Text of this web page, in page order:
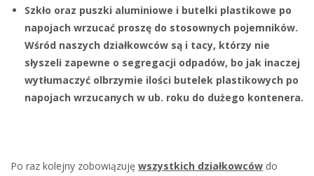
Szkło oraz puszki aluminiowe i butelki plastikowe po
napojach wrzucać proszę do stosownych pojemników.
Wśród naszych działkowców są i tacy, którzy nie
słyszeli zapewne o segregacji odpadów, bo jak inaczej
wytłumaczyć olbrzymie ilości butelek plastikowych po
napojach wrzucanych w ub. roku do dużego kontenera.
Po raz kolejny zobowiązuję wszystkich działkowców do